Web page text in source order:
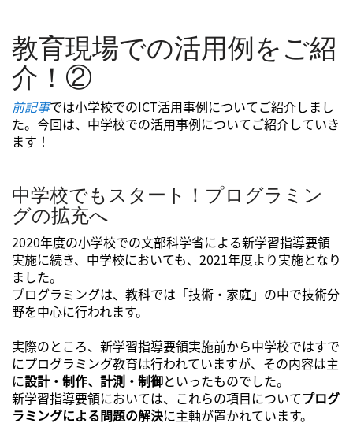
教育現場での活用例をご紹
介！②
前記事では小学校でのICT活用事例についてご紹介しまし
た。今回は、中学校での活用事例についてご紹介していき
ます！
中学校でもスタート！プログラミン
グの拡充へ
2020年度の小学校での文部科学省による新学習指導要領
実施に続き、中学校においても、2021年度より実施となり
ました。
プログラミングは、教科では「技術・家庭」の中で技術分
野を中心に行われます。
実際のところ、新学習指導要領実施前から中学校ではすで
にプログラミング教育は行われていますが、その内容は主
に設計・制作、計測・制御といったものでした。
新学習指導要領においては、これらの項目についてプログ
ラミングによる問題の解決に主軸が置かれています。